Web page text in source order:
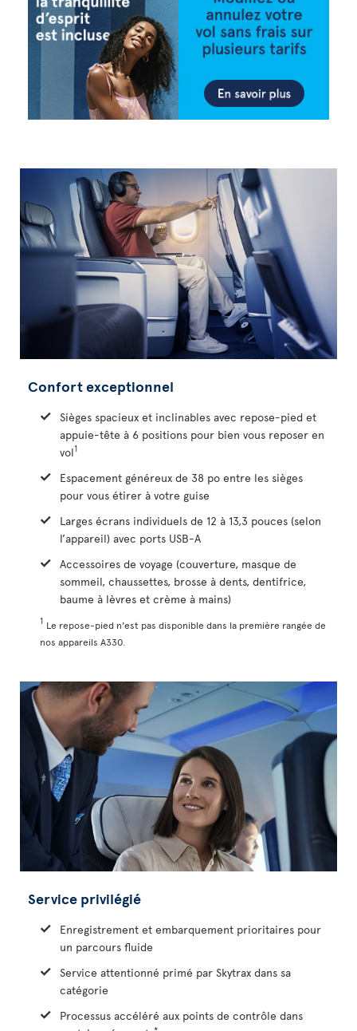
Confort exceptionnel
Sièges spacieux et inclinables avec repose-pied et
appuie-tête à 6 positions pour bien vous reposer en
vol1
Espacement généreux de 38 po entre les sièges
pour vous étirer à votre guise
Larges écrans individuels de 12 à 13,3 pouces (selon
l’appareil) avec ports USB-A
Accessoires de voyage (couverture, masque de
sommeil, chaussettes, brosse à dents, dentifrice,
baume à lèvres et crème à mains)
1 Le repose-pied n'est pas disponible dans la première rangée de
nos appareils A330.
Service privilégié
Enregistrement et embarquement prioritaires pour
un parcours fluide
Service attentionné primé par Skytrax dans sa
catégorie
Processus accéléré aux points de contrôle dans